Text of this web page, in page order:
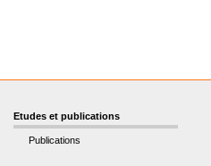
Etudes et publications
Publications